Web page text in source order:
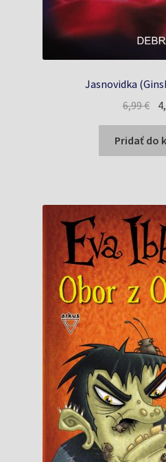
Jasnovidka
6,99€
Pridať do